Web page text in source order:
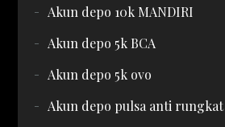
Akun depo 10k MANDIRI
Akun depo 5k BCA
Akun depo 5k ovo
Akun depo pulsa anti rungkat